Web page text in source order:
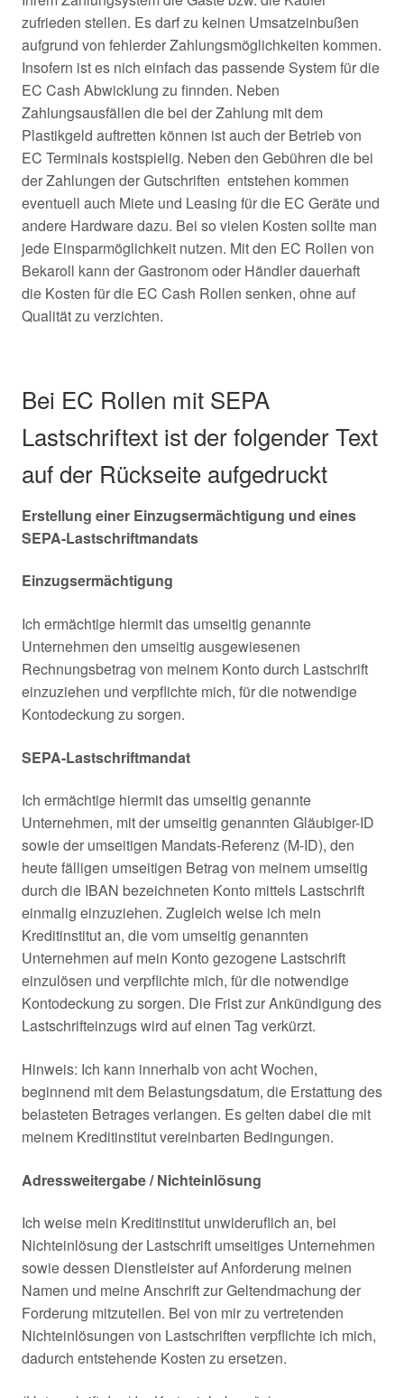
zufrieden stellen. Es darf zu keinen Umsatzeinbußen
aufgrund von fehlerder Zahlungsmöglichkeiten kommen.
Insofern ist es nich einfach das passende System für die
EC Cash Abwicklung zu finnden. Neben
Zahlungsausfällen die bei der Zahlung mit dem
Plastikgeld auftretten können ist auch der Betrieb von
EC Terminals kostspielig. Neben den Gebühren die bei
der Zahlungen der Gutschriften entstehen kommen
eventuell auch Miete und Leasing für die EC Geräte und
andere Hardware dazu. Bei so vielen Kosten sollte man
jede Einsparmöglichkeit nutzen. Mit den EC Rollen von
Bekaroll kann der Gastronom oder Händler dauerhaft
die Kosten für die EC Cash Rollen senken, ohne auf
Qualität zu verzichten.
Bei EC Rollen mit SEPA
Lastschriftext ist der folgender Text
auf der Rückseite aufgedruckt
Erstellung einer Einzugsermächtigung und eines
SEPA-Lastschriftmandats
Einzugsermächtigung
Ich ermächtige hiermit das umseitig genannte
Unternehmen den umseitig ausgewiesenen
Rechnungsbetrag von meinem Konto durch Lastschrift
einzuziehen und verpflichte mich, für die notwendige
Kontodeckung zu sorgen.
SEPA-Lastschriftmandat
Ich ermächtige hiermit das umseitig genannte
Unternehmen, mit der umseitig genannten Gläubiger-ID
sowie der umseitigen Mandats-Referenz (M-ID), den
heute fälligen umseitigen Betrag von meinem umseitig
durch die IBAN bezeichneten Konto mittels Lastschrift
einmalig einzuziehen. Zugleich weise ich mein
Kreditinstitut an, die vom umseitig genannten
Unternehmen auf mein Konto gezogene Lastschrift
einzulösen und verpflichte mich, für die notwendige
Kontodeckung zu sorgen. Die Frist zur Ankündigung des
Lastschrifteinzugs wird auf einen Tag verkürzt.
Hinweis: Ich kann innerhalb von acht Wochen,
beginnend mit dem Belastungsdatum, die Erstattung des
belasteten Betrages verlangen. Es gelten dabei die mit
meinem Kreditinstitut vereinbarten Bedingungen.
Adressweitergabe / Nichteinlösung
Ich weise mein Kreditinstitut unwideruflich an, bei
Nichteinlösung der Lastschrift umseitiges Unternehmen
sowie dessen Dienstleister auf Anforderung meinen
Namen und meine Anschrift zur Geltendmachung der
Forderung mitzuteilen. Bei von mir zu vertretenden
Nichteinlösungen von Lastschriften verpflichte ich mich,
dadurch entstehende Kosten zu ersetzen.